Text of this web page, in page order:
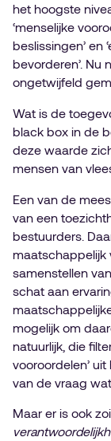
het hoogste
‘menselijke
beslissingen’ en
bevorderen’. Nu
ongetwijfeld
Wat is de
black box in de
deze waarde
mensen van
Een van de
van een
bestuurders.
maatschappelijk
samenstellen
schat aan
mogelijk om
natuurlijk, die
vooroordelen’
van de vraag wat
Maar er is ook